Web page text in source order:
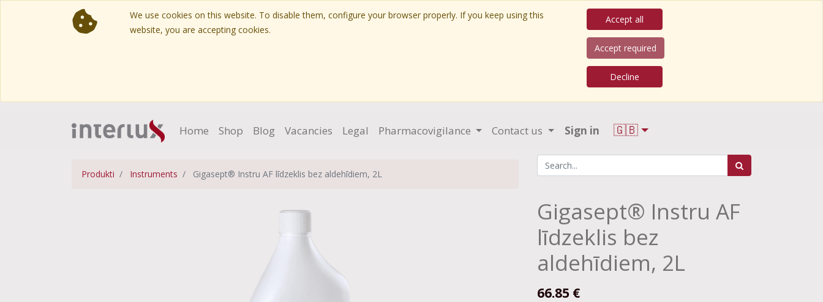
We use cookies on this website. To disable them, configure your browser properly. If you keep using this
website, you are accepting cookies.
Accept all
Accept required
Decline
Home Shop Blog Vacancies Legal Pharmacovigilance Contact us Sign in 🇬🇧
Produkti Instruments Gigasept® Instru AF līdzeklis bez aldehīdiem, 2L
Gigasept® Instru AF
līdzeklis bez
aldehīdiem, 2L
66.85 €